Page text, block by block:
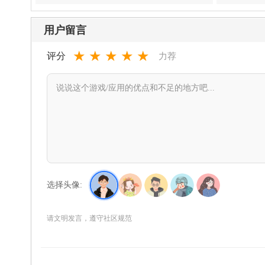
用户留言
评分 ★ ★ ★ ★ ★ 力荐
选择头像:
请文明发言，遵守社区规范